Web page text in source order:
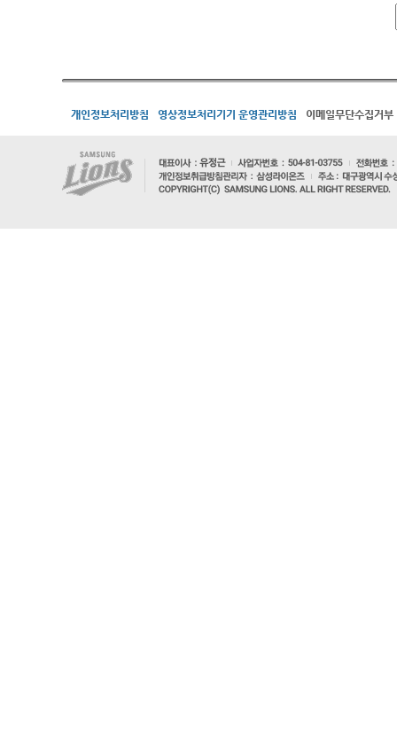
개인정보처리방침 영상정보처리기기 운영관리방침 이메일무단수집거부